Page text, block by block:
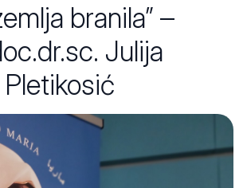
branila” –
Julija